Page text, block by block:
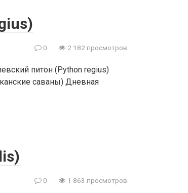
0 2 182 просмотров
питон (Python regius)
саваны) Дневная
0 1 863 просмотров